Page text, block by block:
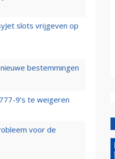
slots vrijgeven op
bestemmingen
9’s te weigeren
voor de